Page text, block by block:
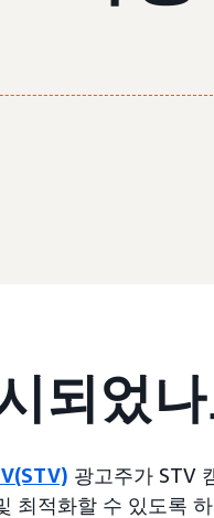
되었
광고주가 STV
최적화할 수 있도록